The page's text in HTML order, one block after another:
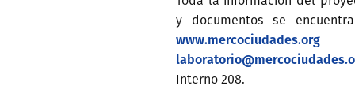
y documentos se
www.mercociudades.org
Interno 208.